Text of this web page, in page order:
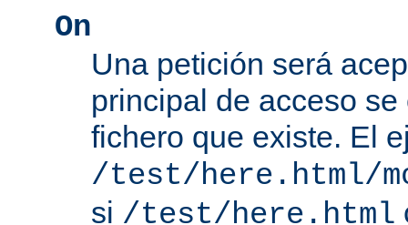
On
Una petición será
principal de acceso
fichero que existe. El
/test/here.html/
si /test/here.html